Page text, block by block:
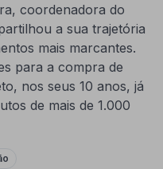
coordenadora do
a sua trajetória
mais marcantes.
para a compra de
nos seus 10 anos, já
de mais de 1.000